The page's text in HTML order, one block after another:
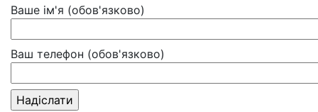
Ваше ім'я (обов'язково)
Ваш телефон (обов'язково)